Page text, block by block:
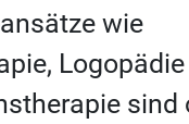
wie
sind